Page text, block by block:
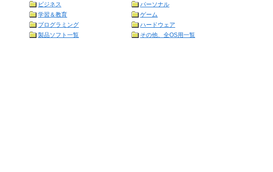
ビジネス
パーソナル
学習＆教育
ゲーム
プログラミング
ハードウェア
製品ソフト一覧 その他、全OS用一覧